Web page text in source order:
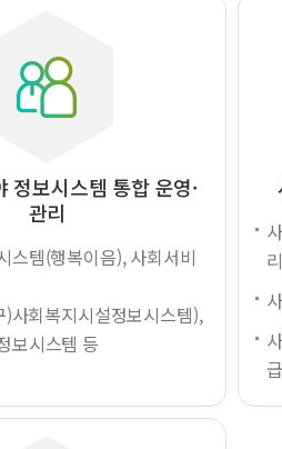
정보시스템 통합 운영·
관리
스템(행복이음), 사회서비
)사회복지시설정보시스템),
보시스템 등
리